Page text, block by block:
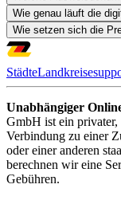
Wie genau läuft die
Wie setzen sich die
StädteLandkreise
Unabhängiger
GmbH ist ein privater,
Verbindung zu einer
oder einer anderen
berechnen wir eine
Gebühren.